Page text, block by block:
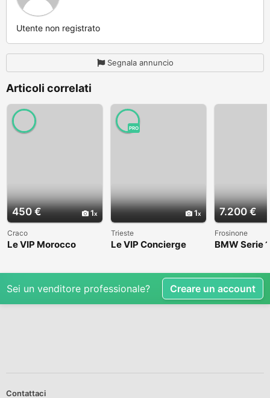
Utente non registrato
Segnala annuncio
Articoli correlati
450 € 1
Craco
Le VIP Morocco
1
PRO
Trieste
Le VIP Concierge
7.200 €
Frosinone
BMW Serie
Sei un venditore professionale? Creare un account
Contattaci